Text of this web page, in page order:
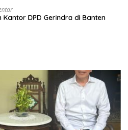
Kantor DPD Gerindra di Banten